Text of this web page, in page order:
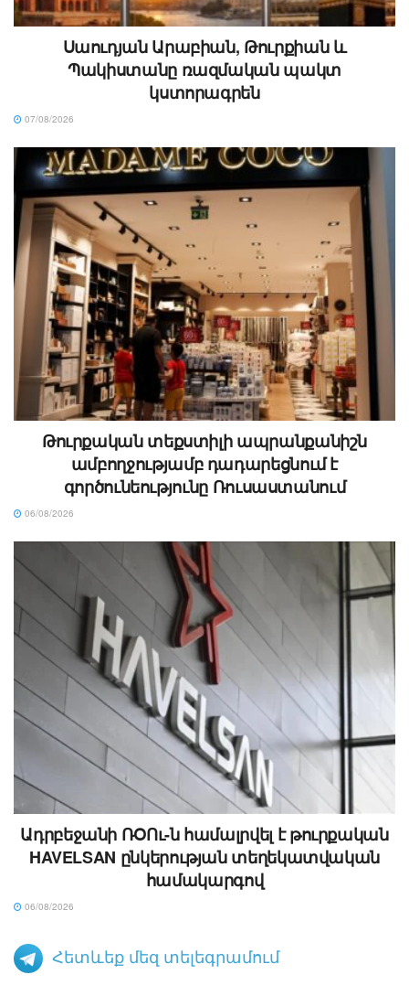
Սաուդյան Արաբիան, Թուրքիան և
Պակիստանը ռազմական պակտ
կստորագրեն
07/08/2026
Թուրքական տեքստիլի ապրանքանիշն
ամբողջությամբ դադարեցնում է
գործունեությունը Ռուսաստանում
06/08/2026
Ադրբեջանի ՌՕՈւ-ն համալրվել է թուրքական
HAVELSAN ընկերության տեղեկատվական
համակարգով
06/08/2026
Հետևեք մեզ տելեգրամում